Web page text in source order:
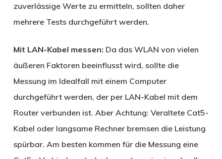
zuverlässige Werte zu ermitteln, sollten daher
mehrere Tests durchgeführt werden.
Mit LAN-Kabel messen: Da das WLAN von vielen
äußeren Faktoren beeinflusst wird, sollte die
Messung im Idealfall mit einem Computer
durchgeführt werden, der per LAN-Kabel mit dem
Router verbunden ist. Aber Achtung: Veraltete Cat5-
Kabel oder langsame Rechner bremsen die Leistung
spürbar. Am besten kommen für die Messung eine